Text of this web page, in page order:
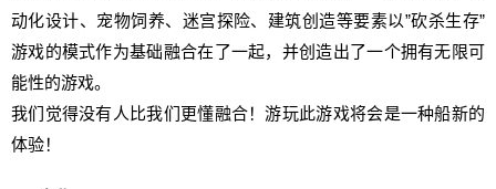
动化设计、宠物饲养、迷宫探险、建筑创造等要素以”砍杀生存”
游戏的模式作为基础融合在了一起，并创造出了一个拥有无限可
能性的游戏。
我们觉得没有人比我们更懂融合！游玩此游戏将会是一种船新的
体验！